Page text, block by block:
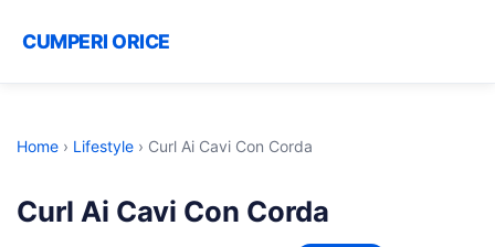
CUMPERI ORICE
Home › Lifestyle › Curl Ai Cavi Con Corda
Curl Ai Cavi Con Corda